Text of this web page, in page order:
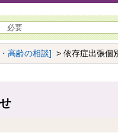
高齢の相談] > 依存症出張個